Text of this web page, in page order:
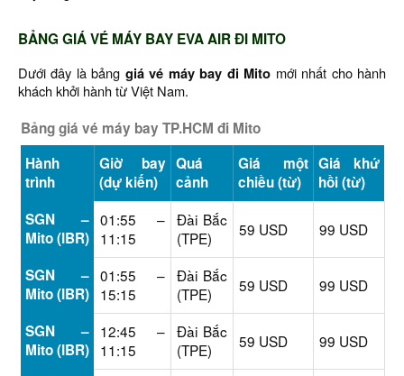
BẢNG GIÁ VÉ MÁY BAY EVA AIR ĐI MITO
Dưới đây là bảng giá vé máy bay đi Mito mới nhất cho hành
khách khởi hành từ Việt Nam.
Bảng giá vé máy bay TP.HCM đi Mito
Hành
trình
Giờ bay
(dự kiến)
Quá
cảnh
Giá một
chiều (từ)
Giá khứ
hồi (từ)
SGN –
Mito (IBR)
01:55 –
11:15
Đài Bắc
(TPE)
59 USD 99 USD
SGN –
Mito (IBR)
01:55 –
15:15
Đài Bắc
(TPE)
59 USD 99 USD
SGN –
Mito (IBR)
12:45 –
11:15
Đài Bắc
(TPE)
59 USD 99 USD